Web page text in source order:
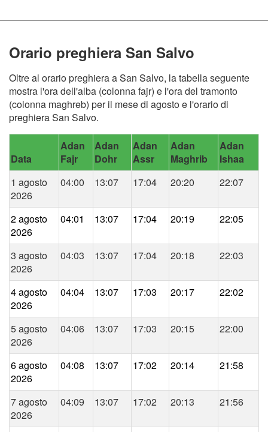
Orario preghiera San Salvo
Oltre al orario preghiera a San Salvo, la tabella seguente
mostra l'ora dell'alba (colonna fajr) e l'ora del tramonto
(colonna maghreb) per il mese di agosto e l'orario di
preghiera San Salvo.
Data
Adan
Fajr
Adan
Dohr
Adan
Assr
Adan
Maghrib
Adan
Ishaa
1 agosto
2026
04:00 13:07 17:04 20:20 22:07
2 agosto
2026
04:01 13:07 17:04 20:19 22:05
3 agosto
2026
04:03 13:07 17:04 20:18 22:03
4 agosto
2026
04:04 13:07 17:03 20:17 22:02
5 agosto
2026
04:06 13:07 17:03 20:15 22:00
6 agosto
2026
04:08 13:07 17:02 20:14 21:58
7 agosto
2026
04:09 13:07 17:02 20:13 21:56